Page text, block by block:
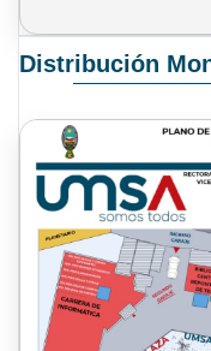
Distribución